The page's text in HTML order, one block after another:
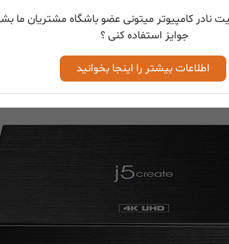
نادر کامپیوتر میتونی عضو باشگاه مشتریان ما
جوایز استفاده کنی ؟
اطلاعات بیشتر را اینجا بخوانید
و صدای صوتی خود را مستقیماً ضبط کنید، بدون